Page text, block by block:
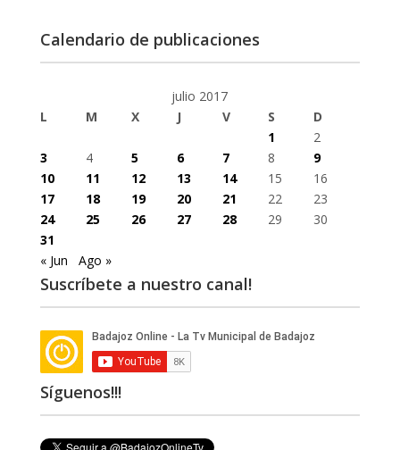
Calendario de publicaciones
julio 2017
L
M X J V S
D
1
2
3
4 5 6 7 8
9
10
11 12 13 14 15
16
17
18 19 20 21 22
23
24
25 26 27 28 29
30
31
« Jun
Ago »
Suscríbete a nuestro canal!
Síguenos!!!